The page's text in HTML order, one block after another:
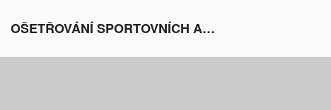
OŠETŘOVÁNÍ SPORTOVNÍCH AKTIVIT V EVROPĚ